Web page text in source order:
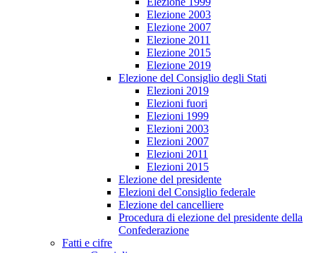
Elezione 2003
Elezione 2007
Elezione 2011
Elezione 2015
Elezione 2019
Elezione del Consiglio degli Stati
Elezioni 2019
Elezioni fuori
Elezioni 1999
Elezioni 2003
Elezioni 2007
Elezioni 2011
Elezioni 2015
Elezione del presidente
Elezioni del Consiglio federale
Elezione del cancelliere
Procedura di elezione del presidente della
Confederazione
Fatti e cifre